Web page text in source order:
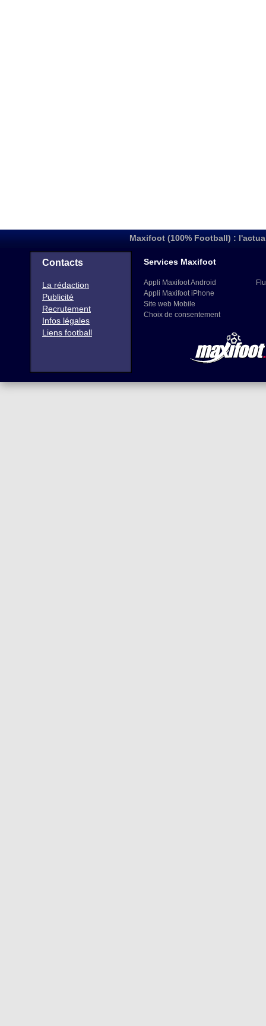
Maxifoot (100% Football) :
Contacts
La rédaction
Publicité
Recrutement
Infos légales
Liens football
Services Maxifoot
Appli Maxifoot Android
Appli Maxifoot iPhone
Site web Mobile
Choix de consentement